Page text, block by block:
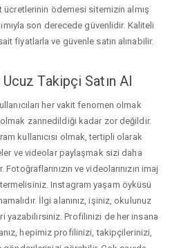
ücretlerinin ödemesi sitemizin almış
son derecede güvenlidir. Kaliteli
fiyatlarla ve güvenle satın alınabilir.
Takipçi Satın Al
her vakit fenomen olmak
zannedildiği kadar zor değildir.
kullanıcısı olmak, tertipli olarak
ve videolar paylaşmak sizi daha
ve videolarınızın imaj
Instagram yaşam öyküsü
İlgi alanınız, işiniz, okulunuz
yazabilirsiniz. Profilinizi de her insana
hepimiz profilinizi, takipçilerinizi,